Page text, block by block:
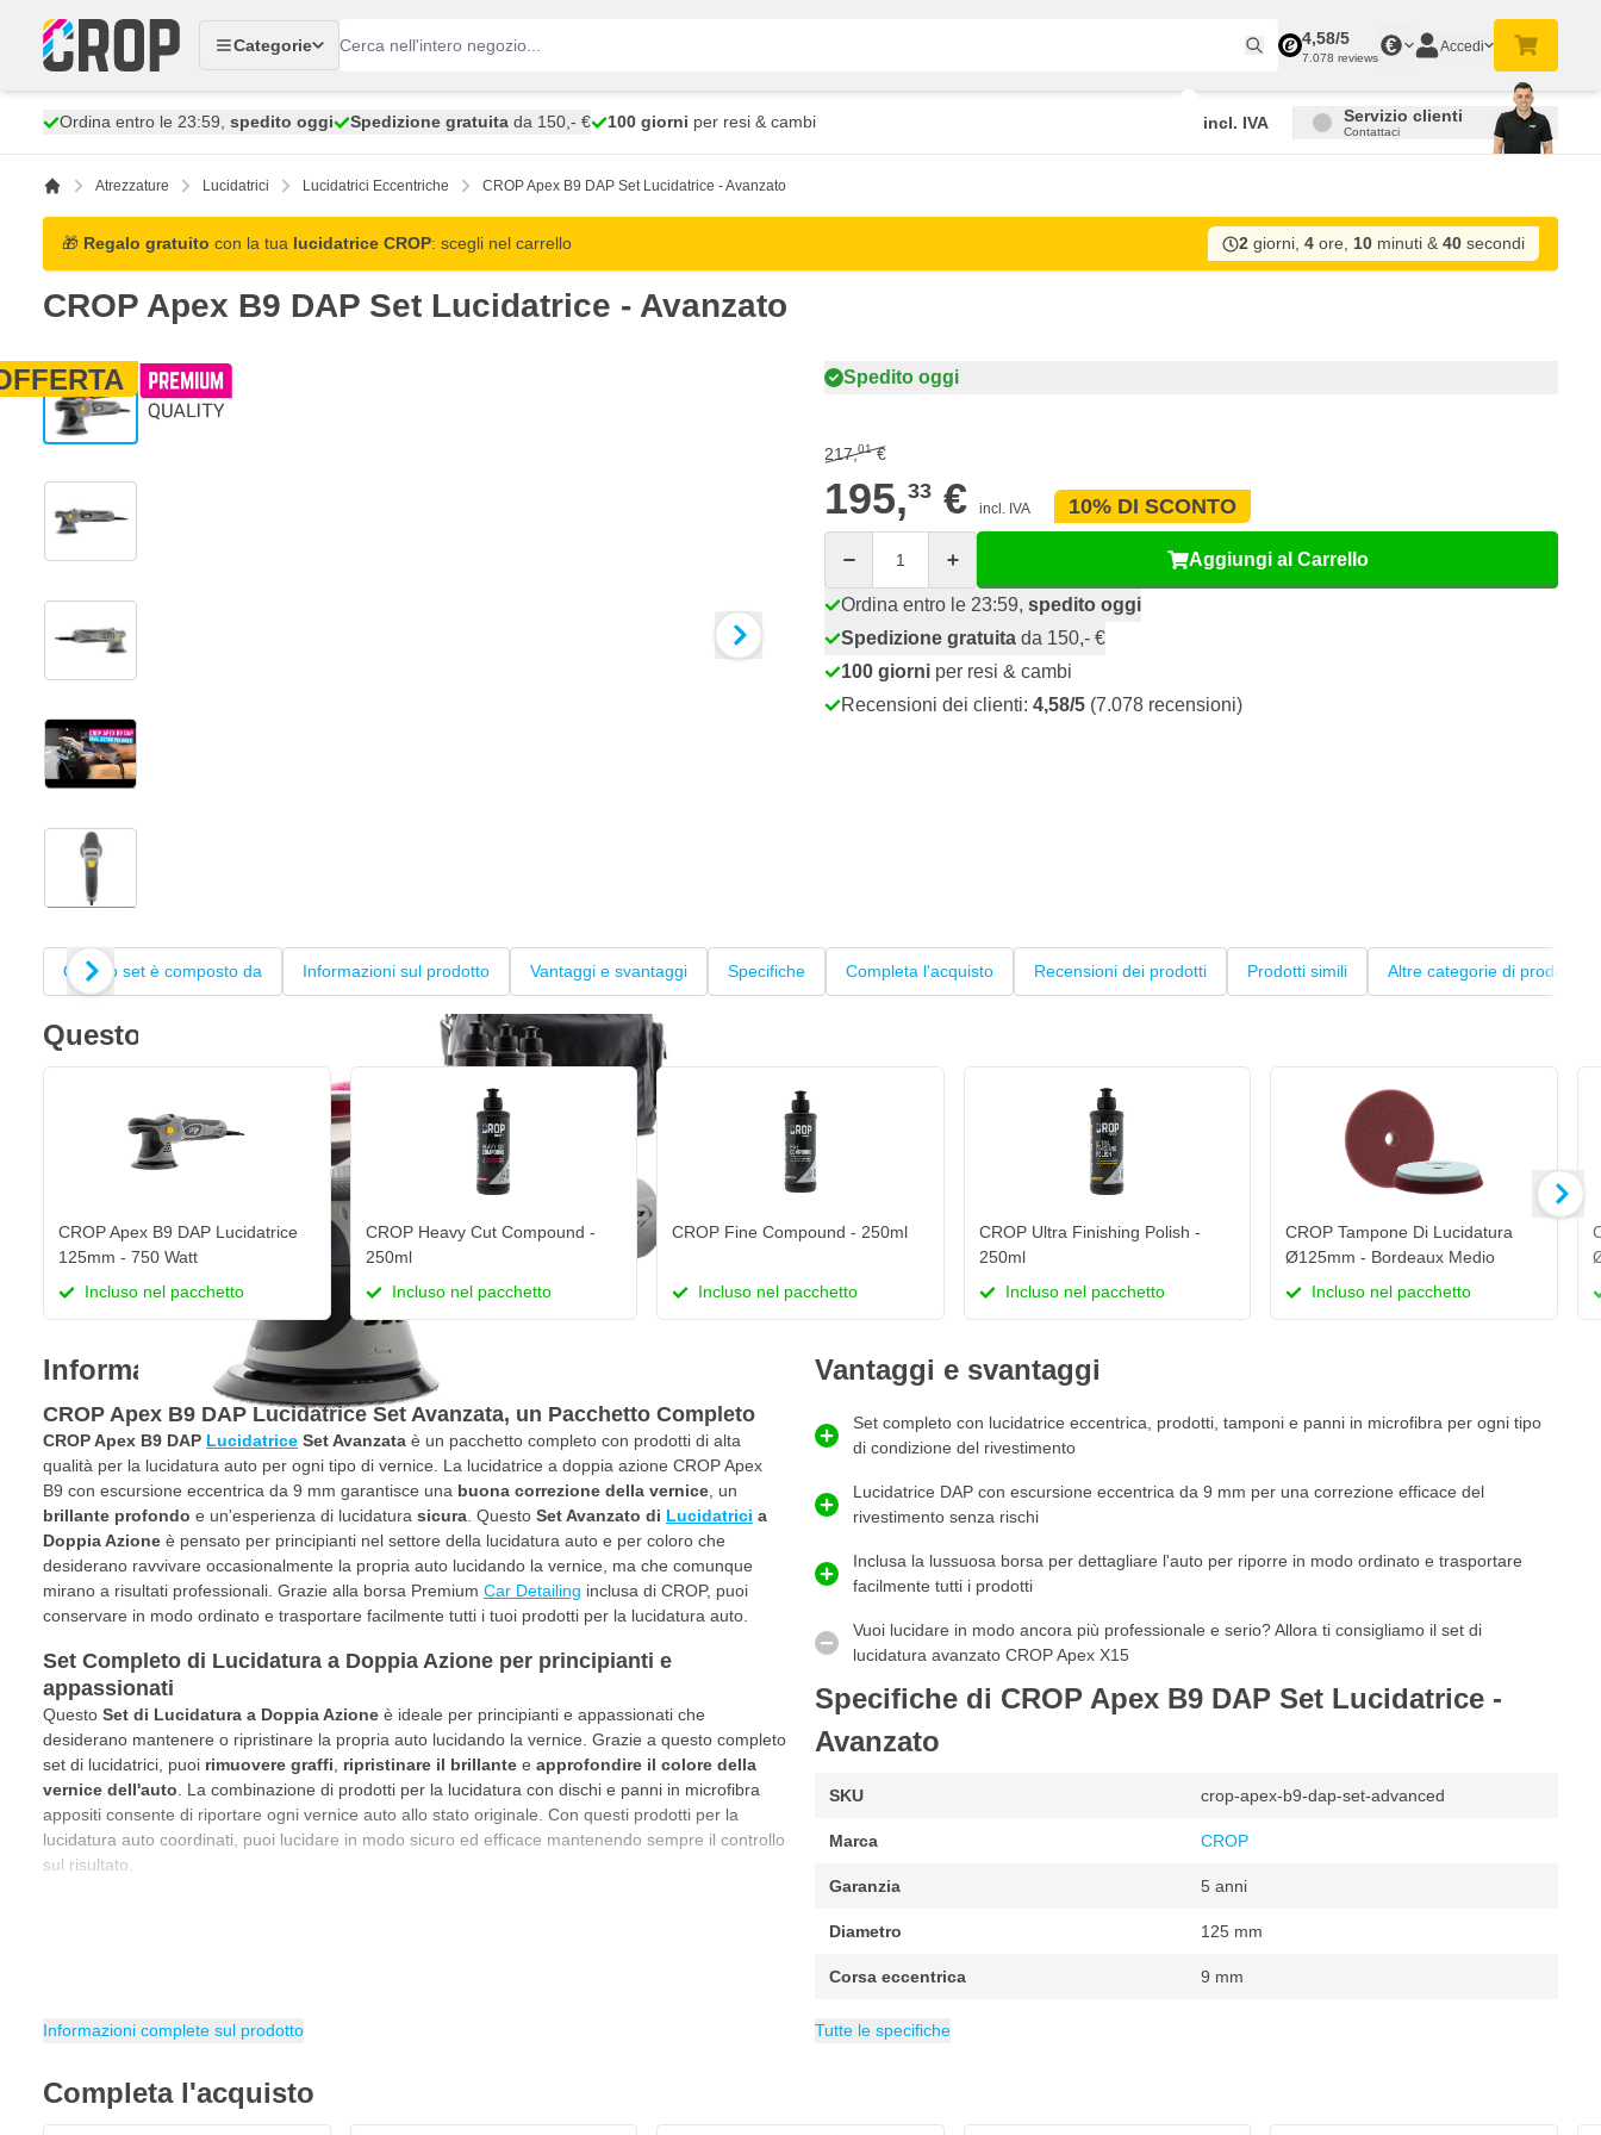
Categorie
4,58/5
7.078 reviews
€ Accedi
Ordina entro le 23:59, spedito oggi Spedizione gratuita da 150,- € 100 giorni per resi & cambi incl. IVA Servizio clienti
Contattaci
Atrezzature Lucidatrici Lucidatrici Eccentriche CROP Apex B9 DAP Set Lucidatrice - Avanzato
🎁 Regalo gratuito con la tua lucidatrice CROP: scegli nel carrello 2 giorni, 4 ore, 10 minuti & 39 secondi
CROP Apex B9 DAP Set Lucidatrice - Avanzato
View larger image
View larger image
View larger image
+10
Spedito oggi
217,01€
195,33 € incl. IVA 10% DI SCONTO
Aggiungi al Carrello
Ordina entro le 23:59, spedito oggi
Spedizione gratuita da 150,- €
100 giorni per resi & cambi
Recensioni dei clienti: 4,58/5 (7.078 recensioni)
Questo set è composto da Informazioni sul prodotto Vantaggi e svantaggi Specifiche Completa l'acquisto Recensioni dei prodotti Prodotti simili Altre categorie di prodotti
Questo set è composto da
CROP Apex B9 DAP Lucidatrice
125mm - 750 Watt
Incluso nel pacchetto
CROP Heavy Cut Compound -
250ml
Incluso nel pacchetto
CROP Fine Compound - 250ml
Incluso nel pacchetto
CROP Ultra Finishing Polish -
250ml
Incluso nel pacchetto
CROP Tampone Di Lucidatura
Ø125mm - Bordeaux Medio
Incluso nel pacchetto
Informazioni sul prodotto
CROP Apex B9 DAP Lucidatrice Set Avanzata, un Pacchetto Completo
CROP Apex B9 DAP Lucidatrice Set Avanzata è un pacchetto completo con prodotti di alta
qualità per la lucidatura auto per ogni tipo di vernice. La lucidatrice a doppia azione CROP Apex
B9 con escursione eccentrica da 9 mm garantisce una buona correzione della vernice , un
brillante profondo e un'esperienza di lucidatura sicura . Questo Set Avanzato di Lucidatrici a
Doppia Azione è pensato per principianti nel settore della lucidatura auto e per coloro che
desiderano ravvivare occasionalmente la propria auto lucidando la vernice, ma che comunque
mirano a risultati professionali. Grazie alla borsa Premium Car Detailing inclusa di CROP, puoi
conservare in modo ordinato e trasportare facilmente tutti i tuoi prodotti per la lucidatura auto.
Set Completo di Lucidatura a Doppia Azione per principianti e
appassionati
Questo Set di Lucidatura a Doppia Azione è ideale per principianti e appassionati che
desiderano mantenere o ripristinare la propria auto lucidando la vernice. Grazie a questo completo
set di lucidatrici, puoi rimuovere graffi ripristinare il brillante e approfondire il colore della
vernice dell'auto . La combinazione di prodotti per la lucidatura con dischi e panni in microfibra
appositi consente di riportare ogni vernice auto allo stato originale. Con questi prodotti per la
lucidatura auto coordinati, puoi lucidare in modo sicuro ed efficace mantenendo sempre il controllo
sul risultato.
CROP Lucidante di Finitura Ultra 250ml
Informazioni complete sul prodotto
Vantaggi e svantaggi
Set completo con lucidatrice eccentrica, prodotti, tamponi e panni in microfibra per ogni tipo
di condizione del rivestimento
Lucidatrice DAP con escursione eccentrica da 9 mm per una correzione efficace del
rivestimento senza rischi
Inclusa la lussuosa borsa per dettagliare l'auto per riporre in modo ordinato e trasportare
facilmente tutti i prodotti
Vuoi lucidare in modo ancora più professionale e serio? Allora ti consigliamo il set di
lucidatura avanzato CROP Apex X15
Specifiche di CROP Apex B9 DAP Set Lucidatrice -
Avanzato
SKU crop-apex-b9-dap-set-advanced
Marca CROP
Garanzia 5 anni
Diametro 125 mm
Corsa eccentrica 9 mm
Velocità massima
Velocità minima di rotazione
Confezione
Peso 1.9 kg
EAN 6095706553596
Fonte di alimentazione
Potenza (W)
Lunghezza del cavo
Voltage (Volt)
Altezza 14 cm
Larghezza
Lunghezza
Categoria
Tutte le specifiche
Completa l'acquisto